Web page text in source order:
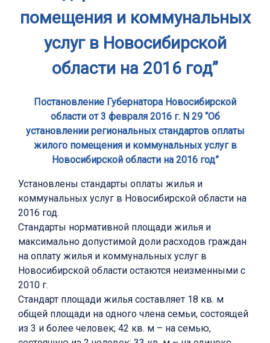
помещения и коммунальных
услуг в Новосибирской
области на 2016 год”
Постановление Губернатора Новосибирской
области от 3 февраля 2016 г. N 29 “Об
установлении региональных стандартов оплаты
жилого помещения и коммунальных услуг в
Новосибирской области на 2016 год”
Установлены стандарты оплаты жилья и
коммунальных услуг в Новосибирской области на
2016 год.
Стандарты нормативной площади жилья и
максимально допустимой доли расходов граждан
на оплату жилья и коммунальных услуг в
Новосибирской области остаются неизменными с
2010 г.
Стандарт площади жилья составляет 18 кв. м
общей площади на одного члена семьи, состоящей
из 3 и более человек; 42 кв. м – на семью,